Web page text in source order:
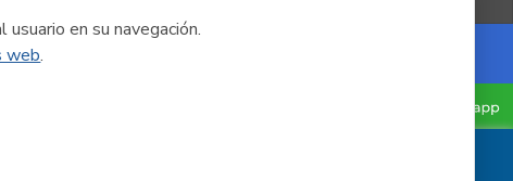
en su navegación.
web.
Powered by Nexura